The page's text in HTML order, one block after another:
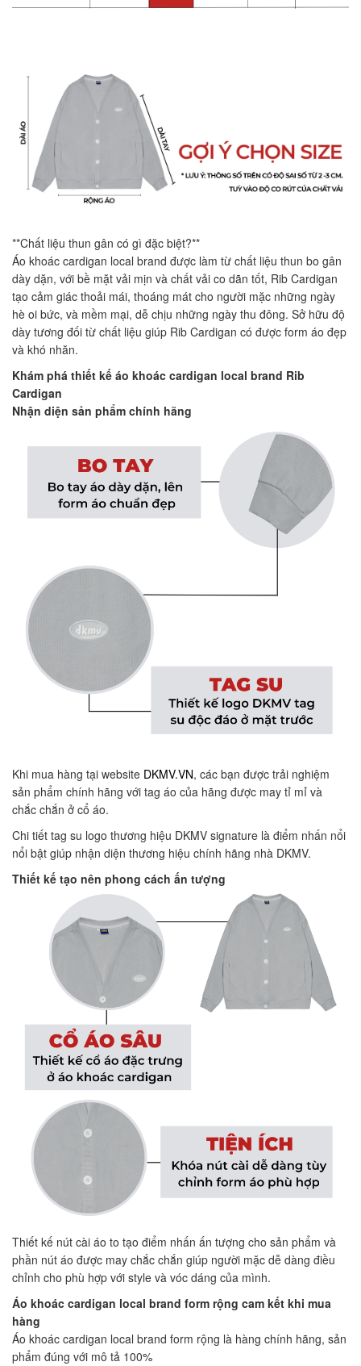
**Chất liệu thun gân có gì đặc biệt?**
Áo khoác cardigan local brand được làm từ chất liệu thun bo gân
dày dặn, với bề mặt vải mịn và chất vải co dãn tốt, Rib Cardigan
tạo cảm giác thoải mái, thoáng mát cho người mặc những ngày
hè oi bức, và mềm mại, dễ chịu những ngày thu đông. Sở hữu độ
dày tương đối từ chất liệu giúp Rib Cardigan có được form áo đẹp
và khó nhăn.
Khám phá thiết kế áo khoác cardigan local brand Rib
Cardigan
Nhận diện sản phẩm chính hãng
Khi mua hàng tại website DKMV.VN, các bạn được trải nghiệm
sản phẩm chính hãng với tag áo của hãng được may tỉ mỉ và
chắc chắn ở cổ áo.
Chi tiết tag su logo thương hiệu DKMV signature là điểm nhấn nổi
nổi bật giúp nhận diện thương hiệu chính hãng nhà DKMV.
Thiết kế tạo nên phong cách ấn tượng
Thiết kế nút cài áo to tạo điểm nhấn ấn tượng cho sản phẩm và
phần nút áo được may chắc chắn giúp người mặc dễ dàng điều
chỉnh cho phù hợp với style và vóc dáng của mình.
Áo khoác cardigan local brand form rộng cam kết khi mua
hàng
Áo khoác cardigan local brand form rộng là hàng chính hãng, sản
phẩm đúng với mô tả 100%